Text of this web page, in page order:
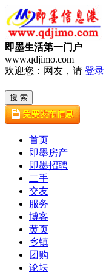
即墨生活第一门户
www.qdjimo.com
欢迎您：网友，请 登录
首页
即墨房产
即墨招聘
二手
交友
服务
博客
黄页
乡镇
团购
论坛